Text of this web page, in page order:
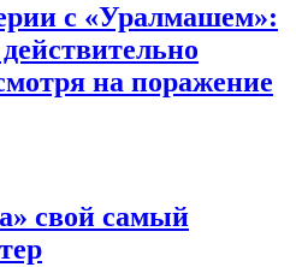
с «Уралмашем»:
на поражение
свой самый